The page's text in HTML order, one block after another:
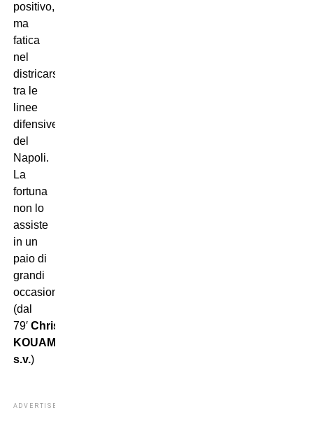
positivo,
ma
fatica
nel
districarsi
tra le
linee
difensive
del
Napoli.
La
fortuna
non lo
assiste
in un
paio di
grandi
occasioni.
(dal
79′ Christian
KOUAMÉ
s.v.)
ADVERTISEMENT